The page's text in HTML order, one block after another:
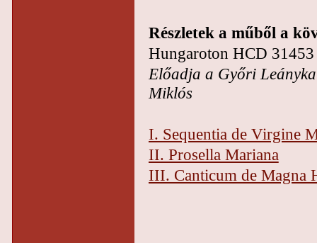
Részletek a műből a
Hungaroton HCD 31453
Előadja a Győri
Miklós
I. Sequentia de Virgine
II. Prosella Mariana
III. Canticum de Magna